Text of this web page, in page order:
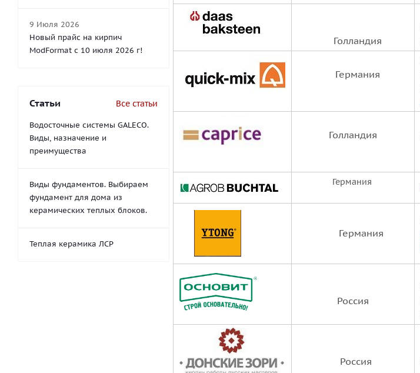
Голландия
Германия
Голландия
Германия
Германия
Россия
Россия
9 Июля 2026
Новый прайс на кирпич
ModFormat с 10 июля 2026 г!
Статьи Все статьи
Водосточные системы GALECO.
Виды, назначение и
преимущества
Виды фундаментов. Выбираем
фундамент для дома из
керамических теплых блоков.
Теплая керамика ЛСР